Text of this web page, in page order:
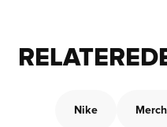
Nike